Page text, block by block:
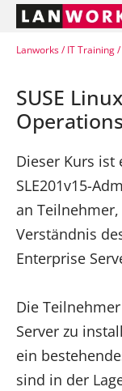
Lanworks IT Training
SUSE
Operations
Dieser Kurs ist
SLE201v15-
an
Verständnis
Enterprise
Die
Server zu
ein
sind in der